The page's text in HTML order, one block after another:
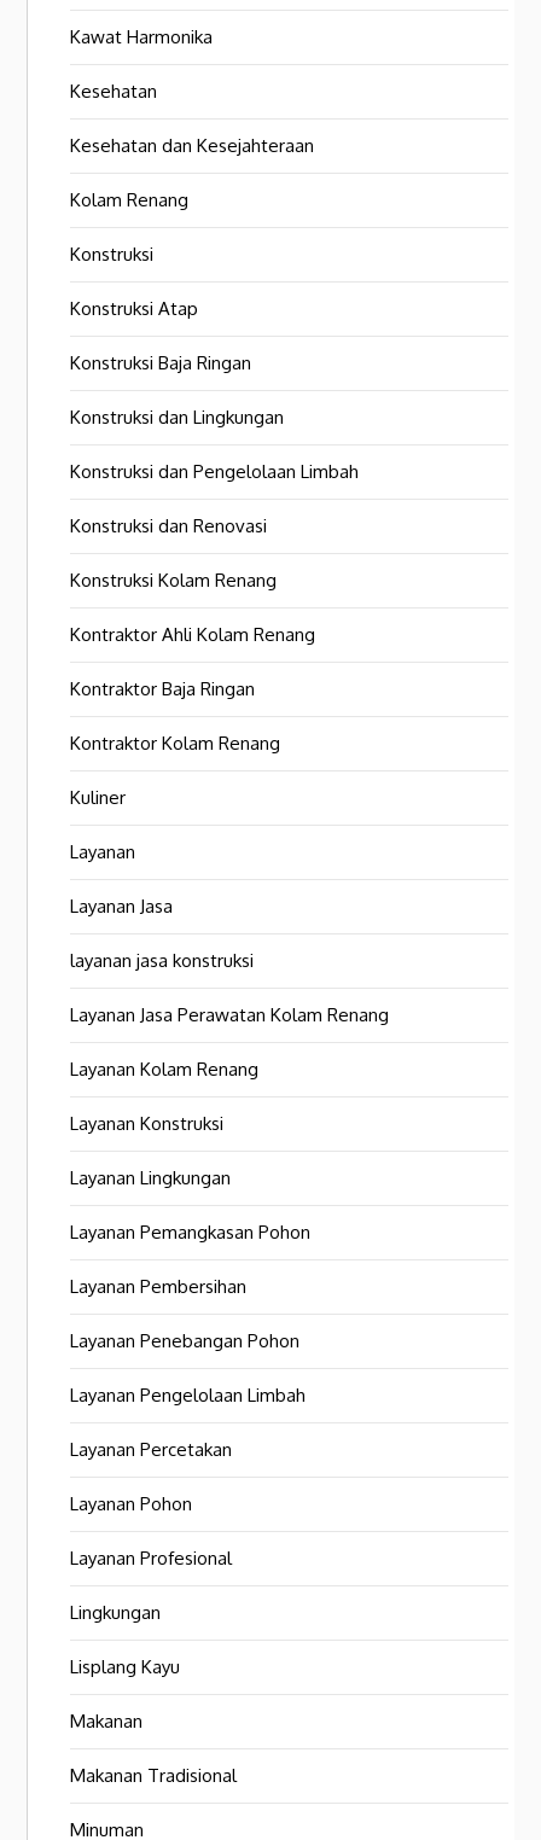
Kawat Harmonika
Kesehatan
Kesehatan dan Kesejahteraan
Kolam Renang
Konstruksi
Konstruksi Atap
Konstruksi Baja Ringan
Konstruksi dan Lingkungan
Konstruksi dan Pengelolaan Limbah
Konstruksi dan Renovasi
Konstruksi Kolam Renang
Kontraktor Ahli Kolam Renang
Kontraktor Baja Ringan
Kontraktor Kolam Renang
Kuliner
Layanan
Layanan Jasa
layanan jasa konstruksi
Layanan Jasa Perawatan Kolam Renang
Layanan Kolam Renang
Layanan Konstruksi
Layanan Lingkungan
Layanan Pemangkasan Pohon
Layanan Pembersihan
Layanan Penebangan Pohon
Layanan Pengelolaan Limbah
Layanan Percetakan
Layanan Pohon
Layanan Profesional
Lingkungan
Lisplang Kayu
Makanan
Makanan Tradisional
Minuman